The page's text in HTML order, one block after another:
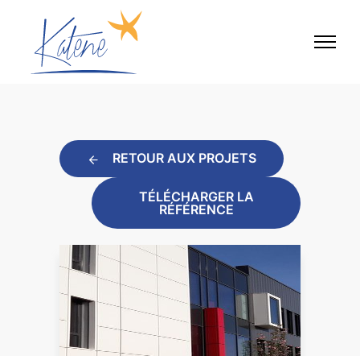
RETOUR AUX PROJETS
TÉLÉCHARGER LA
RÉFÉRENCE